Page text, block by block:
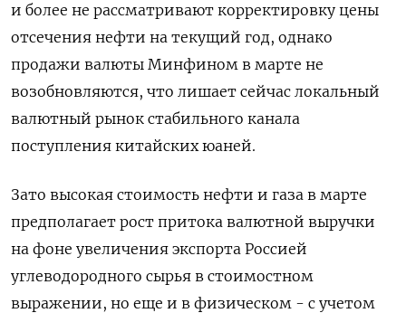
и более не рассматривают корректировку цены
отсечения нефти на текущий год, однако
продажи валюты Минфином в марте не
возобновляются, что лишает сейчас локальный
валютный рынок стабильного канала
поступления китайских юаней.
Зато высокая стоимость нефти и газа в марте
предполагает рост притока валютной выручки
на фоне увеличения экспорта Россией
углеводородного сырья в стоимостном
выражении, но еще и в физическом - с ​учетом